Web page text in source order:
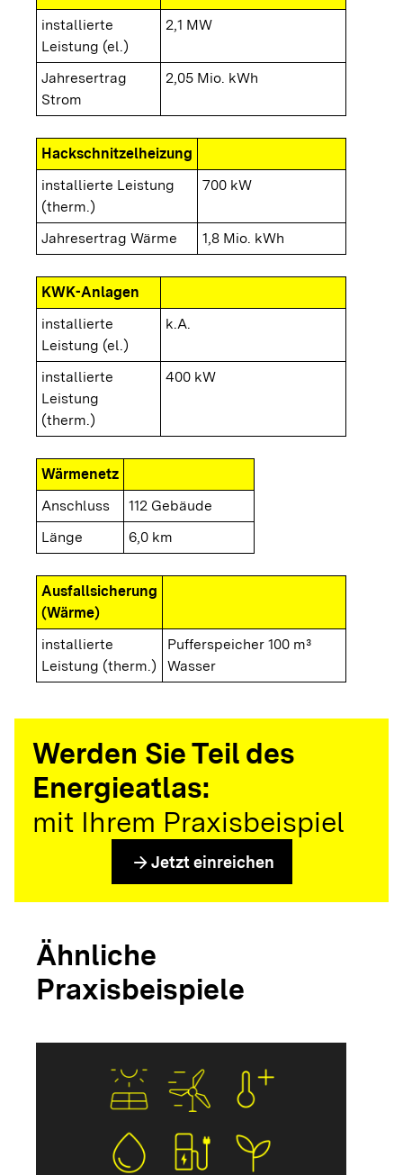
installierte
Leistung (el.)
2,1 MW
Jahresertrag
Strom
2,05 Mio. kWh
Hackschnitzelheizung
installierte Leistung
(therm.)
700 kW
Jahresertrag Wärme 1,8 Mio. kWh
KWK-Anlagen
installierte
Leistung (el.)
k.A.
installierte
Leistung
(therm.)
400 kW
Wärmenetz
Anschluss
112 Gebäude
Länge
6,0 km
Ausfallsicherung
(Wärme)
installierte
Leistung (therm.)
Pufferspeicher 100 m³
Wasser
Werden Sie Teil des
Energieatlas:
mit Ihrem Praxisbeispiel
arrow_forward Jetzt einreichen
Ähnliche
Praxisbeispiele